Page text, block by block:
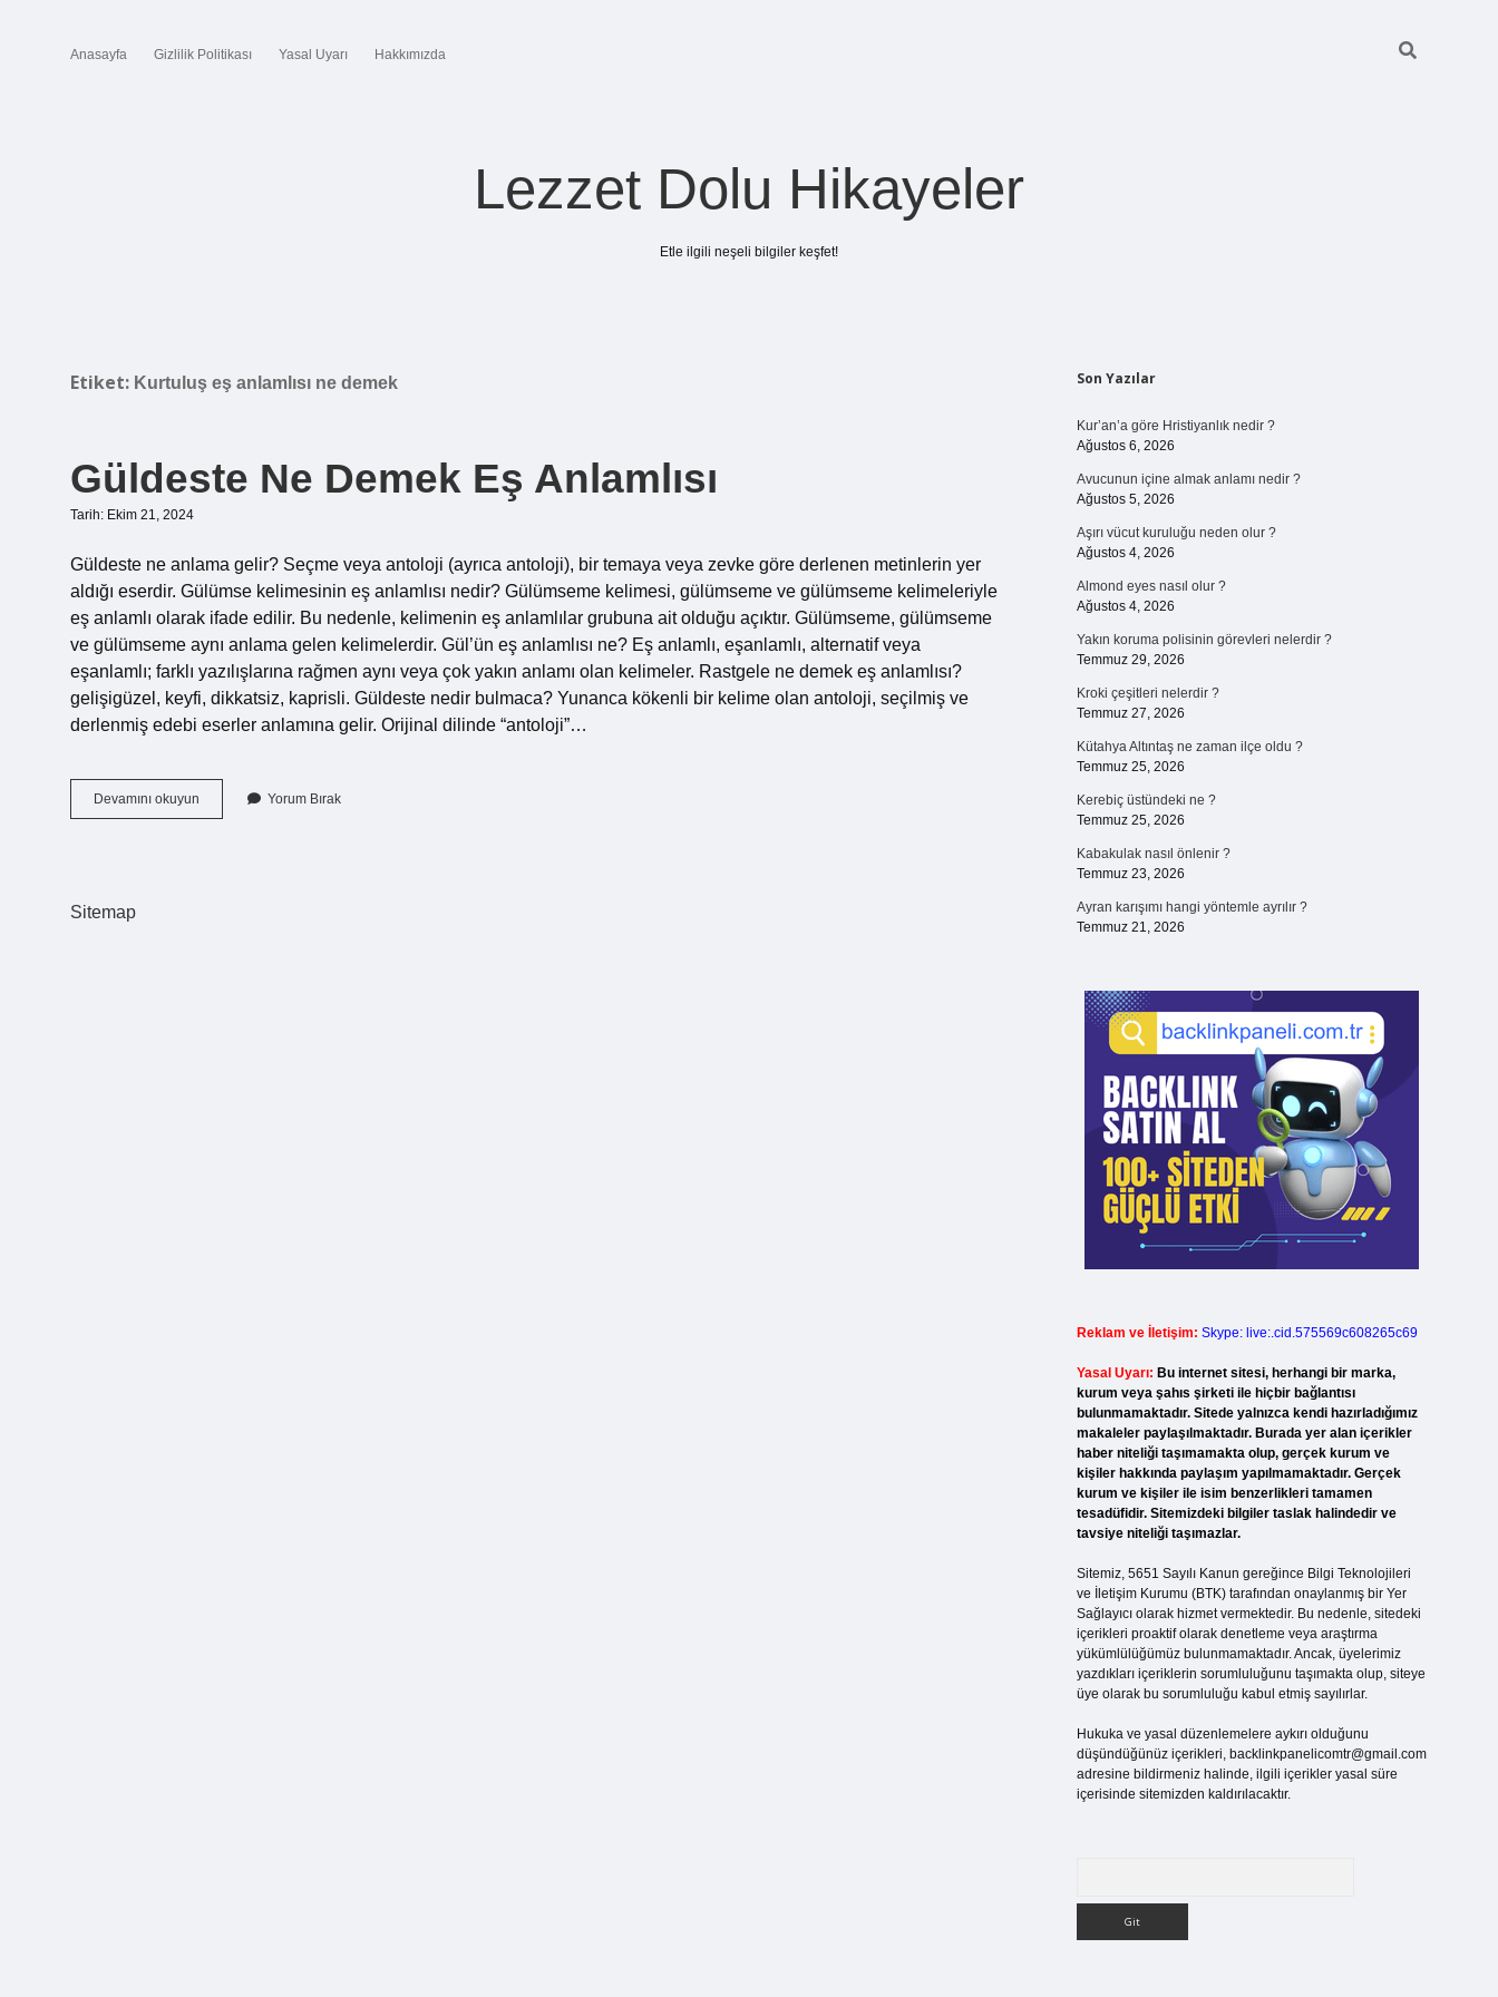
Anasayfa Gizlilik Politikası Yasal Uyarı Hakkımızda
Lezzet Dolu Hikayeler
Etle ilgili neşeli bilgiler keşfet!
Etiket: Kurtuluş eş anlamlısı ne demek
Güldeste Ne Demek Eş Anlamlısı
Tarih: Ekim 21, 2024
Güldeste ne anlama gelir? Seçme veya antoloji (ayrıca antoloji), bir temaya veya zevke göre derlenen metinlerin yer
aldığı eserdir. Gülümse kelimesinin eş anlamlısı nedir? Gülümseme kelimesi, gülümseme ve gülümseme kelimeleriyle
eş anlamlı olarak ifade edilir. Bu nedenle, kelimenin eş anlamlılar grubuna ait olduğu açıktır. Gülümseme, gülümseme
ve gülümseme aynı anlama gelen kelimelerdir. Gül’ün eş anlamlısı ne? Eş anlamlı, eşanlamlı, alternatif veya
eşanlamlı; farklı yazılışlarına rağmen aynı veya çok yakın anlamı olan kelimeler. Rastgele ne demek eş anlamlısı?
gelişigüzel, keyfi, dikkatsiz, kaprisli. Güldeste nedir bulmaca? Yunanca kökenli bir kelime olan antoloji, seçilmiş ve
derlenmiş edebi eserler anlamına gelir. Orijinal dilinde “antoloji”…
Devamını okuyun Güldeste
Ne
Yorum Bırak
Sitemap
Sidebar
Son Yazılar
Kur’an’a göre Hristiyanlık nedir ?
Ağustos 6, 2026
Avucunun içine almak anlamı nedir ?
Ağustos 5, 2026
Aşırı vücut kuruluğu neden olur ?
Ağustos 4, 2026
Almond eyes nasıl olur ?
Ağustos 4, 2026
Yakın koruma polisinin görevleri nelerdir ?
Temmuz 29, 2026
Kroki çeşitleri nelerdir ?
Temmuz 27, 2026
Kütahya Altıntaş ne zaman ilçe oldu ?
Temmuz 25, 2026
Kerebiç üstündeki ne ?
Temmuz 25, 2026
Kabakulak nasıl önlenir ?
Temmuz 23, 2026
Ayran karışımı hangi yöntemle ayrılır ?
Temmuz 21, 2026
Reklam ve İletişim: Skype: live:.cid.575569c608265c69
Yasal Uyarı: Bu internet sitesi, herhangi bir marka,
kurum veya şahıs şirketi ile hiçbir bağlantısı
bulunmamaktadır. Sitede yalnızca kendi hazırladığımız
makaleler paylaşılmaktadır. Burada yer alan içerikler
haber niteliği taşımamakta olup, gerçek kurum ve
kişiler hakkında paylaşım yapılmamaktadır. Gerçek
kurum ve kişiler ile isim benzerlikleri tamamen
tesadüfidir. Sitemizdeki bilgiler taslak halindedir ve
tavsiye niteliği taşımazlar.
Sitemiz, 5651 Sayılı Kanun gereğince Bilgi Teknolojileri
ve İletişim Kurumu (BTK) tarafından onaylanmış bir Yer
Sağlayıcı olarak hizmet vermektedir. Bu nedenle, sitedeki
içerikleri proaktif olarak denetleme veya araştırma
yükümlülüğümüz bulunmamaktadır. Ancak, üyelerimiz
yazdıkları içeriklerin sorumluluğunu taşımakta olup, siteye
üye olarak bu sorumluluğu kabul etmiş sayılırlar.
Hukuka ve yasal düzenlemelere aykırı olduğunu
düşündüğünüz içerikleri, backlinkpanelicomtr@gmail.com
adresine bildirmeniz halinde, ilgili içerikler yasal süre
içerisinde sitemizden kaldırılacaktır.